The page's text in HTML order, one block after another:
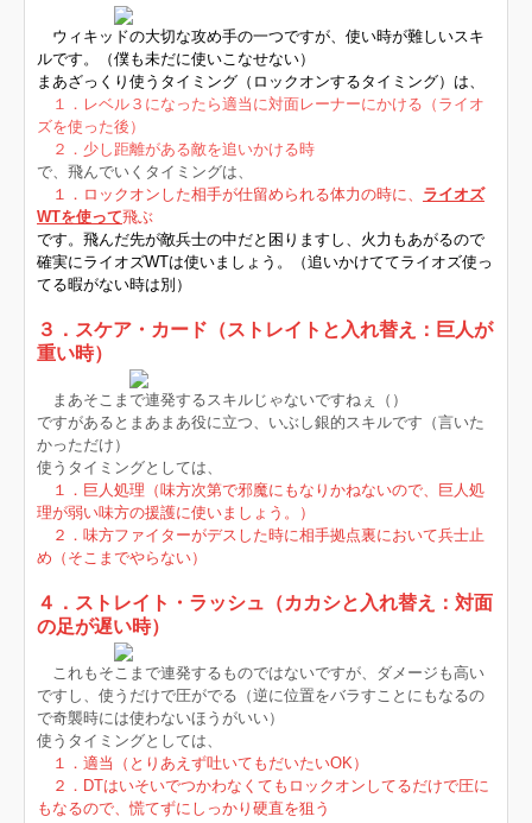
ウィキッドの大切な攻め手の一つですが、使い時が難しいスキ
ルです。（僕も未だに使いこなせない）
まあざっくり使うタイミング（ロックオンするタイミング）は、
１．レベル３になったら適当に対面レーナーにかける（ライオ
ズを使った後）
２．少し距離がある敵を追いかける時
で、飛んでいくタイミングは、
１．ロックオンした相手が仕留められる体力の時に、 ライオズ
WTを使って飛ぶ
です。飛んだ先が敵兵士の中だと困りますし、火力もあがるので
確実にライオズWTは使いましょう。（追いかけててライオズ使っ
てる暇がない時は別）
３．スケア・カード（ストレイトと入れ替え：巨人が
重い時）
まあそこまで連発するスキルじゃないですねぇ（）
ですがあるとまあまあ役に立つ、いぶし銀的スキルです（言いた
かっただけ）
使うタイミングとしては、
１．巨人処理（味方次第で邪魔にもなりかねないので、巨人処
理が弱い味方の援護に使いましょう。）
２．味方ファイターがデスした時に相手拠点裏において兵士止
め（そこまでやらない）
４．ストレイト・ラッシュ（カカシと入れ替え：対面
の足が遅い時）
これもそこまで連発するものではないですが、ダメージも高い
ですし、使うだけで圧がでる（逆に位置をバラすことにもなるの
で奇襲時には使わないほうがいい）
使うタイミングとしては、
１．適当（とりあえず吐いてもだいたいOK）
２．DTはいそいでつかわなくてもロックオンしてるだけで圧に
もなるので、慌てずにしっかり硬直を狙う